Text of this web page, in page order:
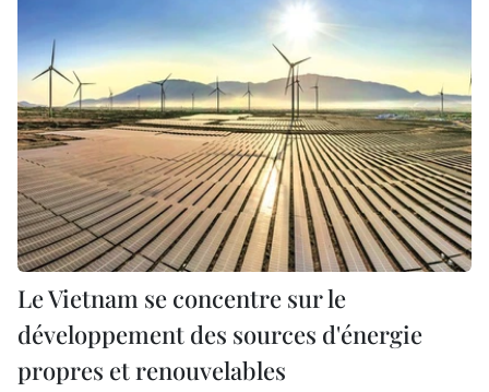
Le Vietnam se concentre sur le
développement des sources d'énergie
propres et renouvelables